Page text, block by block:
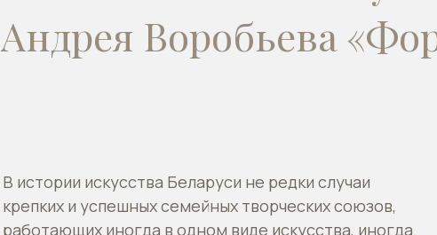
Андрея Воробьева
В истории искусства Беларуси не редки случаи
крепких и успешных семейных творческих союзов,
работающих иногда в одном виде искусства, иногда